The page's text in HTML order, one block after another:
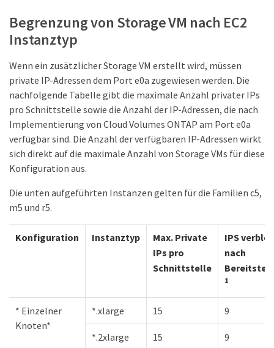
Begrenzung von Storage VM nach EC2
Instanztyp
Wenn ein zusätzlicher Storage VM erstellt wird, müssen
private IP-Adressen dem Port e0a zugewiesen werden. Die
nachfolgende Tabelle gibt die maximale Anzahl privater IPs
pro Schnittstelle sowie die Anzahl der IP-Adressen, die nach
Implementierung von Cloud Volumes ONTAP am Port e0a
verfügbar sind. Die Anzahl der verfügbaren IP-Adressen wirkt
sich direkt auf die maximale Anzahl von Storage VMs für diese
Konfiguration aus.
Die unten aufgeführten Instanzen gelten für die Familien c5,
m5 und r5.
Konfiguration Instanztyp
Max. Private
IPs pro
Schnittstelle
IPS
nach
1
* Einzelner
Knoten*
*.xlarge 15 9
*.2xlarge 15 9